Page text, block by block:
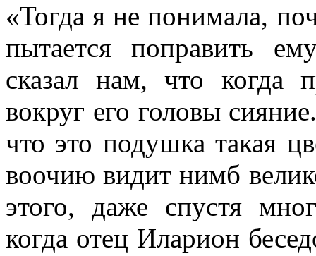
«Тогда я не понимала,
пытается поправить
сказал нам, что когда
вокруг его головы
что это подушка такая
воочию видит нимб
этого, даже спустя
когда отец Иларион